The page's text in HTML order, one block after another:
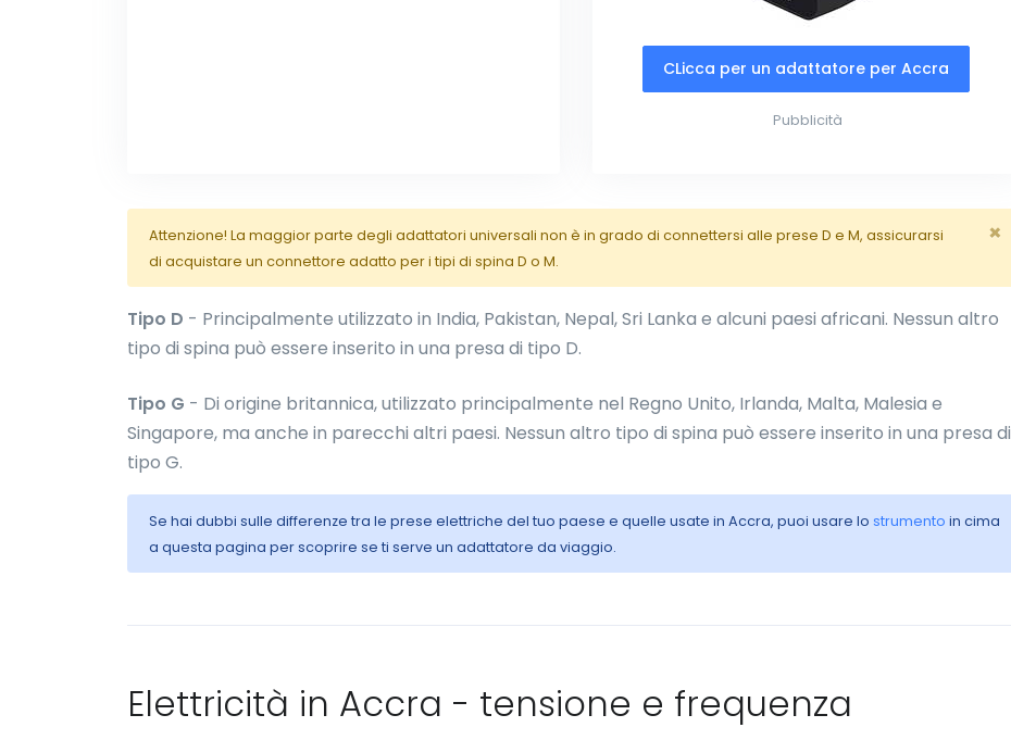
CLicca per un adattatore per Accra
Pubblicità
×
Attenzione! La maggior parte degli adattatori universali non è in grado di connettersi alle prese D e M, assicurarsi
di acquistare un connettore adatto per i tipi di spina D o M.
Tipo D - Principalmente utilizzato in India, Pakistan, Nepal, Sri Lanka e alcuni paesi africani. Nessun altro
tipo di spina può essere inserito in una presa di tipo D.
Tipo G - Di origine britannica, utilizzato principalmente nel Regno Unito, Irlanda, Malta, Malesia e
Singapore, ma anche in parecchi altri paesi. Nessun altro tipo di spina può essere inserito in una presa di
tipo G.
Se hai dubbi sulle differenze tra le prese elettriche del tuo paese e quelle usate in Accra, puoi usare lo strumento in cima
a questa pagina per scoprire se ti serve un adattatore da viaggio.
Elettricità in Accra - tensione e frequenza